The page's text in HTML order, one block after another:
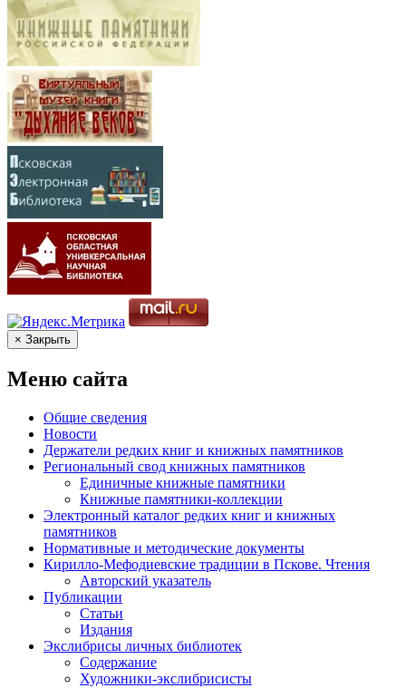
× Закрыть
Меню сайта
Общие сведения
Новости
Держатели редких книг и книжных памятников
Региональный свод книжных памятников
Единичные книжные памятники
Книжные памятники-коллекции
Электронный каталог редких книг и книжных
памятников
Нормативные и методические документы
Кирилло-Мефодиевские традиции в Пскове. Чтения
Авторский указатель
Публикации
Статьи
Издания
Экслибрисы личных библиотек
Содержание
Художники-экслибрисисты